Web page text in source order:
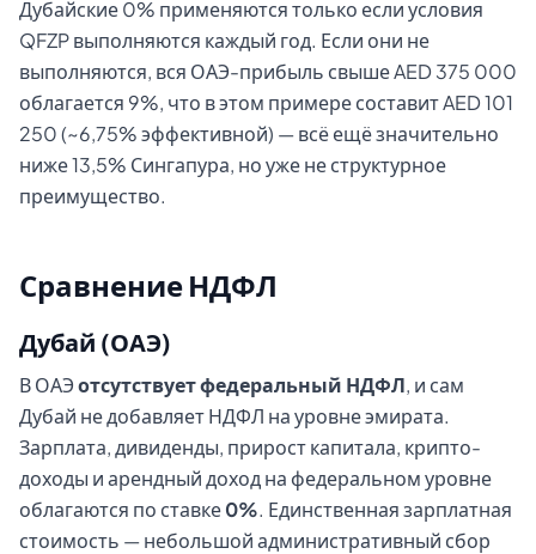
Дубайские 0% применяются только если условия
QFZP выполняются каждый год. Если они не
выполняются, вся ОАЭ-прибыль свыше AED 375 000
облагается 9%, что в этом примере составит AED 101
250 (~6,75% эффективной) — всё ещё значительно
ниже 13,5% Сингапура, но уже не структурное
преимущество.
Сравнение НДФЛ
Дубай (ОАЭ)
В ОАЭотсутствует федеральный НДФЛ, и сам
Дубай не добавляет НДФЛ на уровне эмирата.
Зарплата, дивиденды, прирост капитала, крипто-
доходы и арендный доход на федеральном уровне
облагаются по ставке0%. Единственная зарплатная
стоимость — небольшой административный сбор